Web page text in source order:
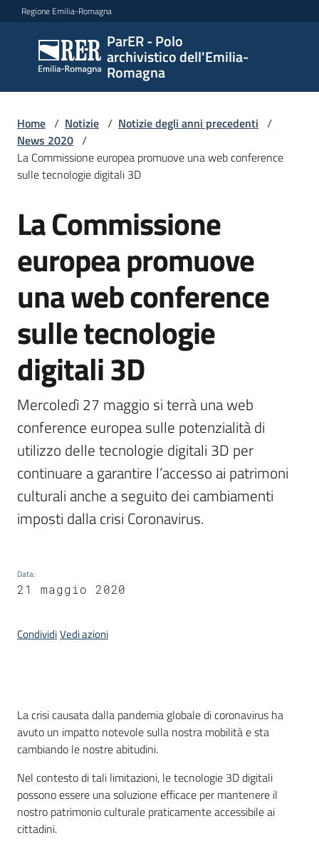
Vai al contenuto
Vai alla navigazione
Vai al footer
Regione Emilia-Romagna
ParER - Polo
archivistico dell'Emilia-
Romagna
ParER -
Polo
archivistico
Romagna
Polo
Archivio
storico
Conservazione
Argomenti
Contatti
Home / Notizie / Notizie degli anni precedenti /
News 2020 /
La Commissione europea promuove una web conference
sulle tecnologie digitali 3D
Salta al contenuto
La Commissione
europea promuove
una web conference
sulle tecnologie
digitali 3D
Mercoledì 27 maggio si terrà una web
conference europea sulle potenzialità di
utilizzo delle tecnologie digitali 3D per
continuare a garantire l’accesso ai patrimoni
culturali anche a seguito dei cambiamenti
imposti dalla crisi Coronavirus.
Data:
21 maggio 2020
CondividiVedi azioni
Introduzione
La crisi causata dalla pandemia globale di coronavirus ha
avuto un impatto notevole sulla nostra mobilità e sta
cambiando le nostre abitudini.
Nel contesto di tali limitazioni, le tecnologie 3D digitali
possono essere una soluzione efficace per mantenere il
nostro patrimonio culturale praticamente accessibile ai
cittadini.